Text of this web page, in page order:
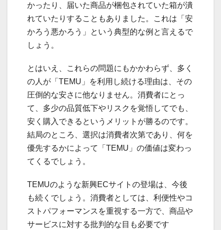
かったり、届いた商品が梱包されていた箱が潰
れていたりすることもありました。これは「安
かろう悪かろう」という典型的な例と言えるで
しょう。
とはいえ、これらの問題にもかかわらず、多く
の人が「TEMU」を利用し続ける理由は、その
圧倒的な安さに他なりません。消費者にとっ
て、多少の品質低下やリスクを覚悟してでも、
安く購入できるというメリットが勝るのです。
結局のところ、選択は消費者次第であり、何を
優先するかによって「TEMU」の価値は変わっ
てくるでしょう。
TEMUのような新興ECサイトの登場は、今後
も続くでしょう。消費者としては、利便性やコ
ストパフォーマンスを重視する一方で、商品や
サービスに対する批判的な目も必要です